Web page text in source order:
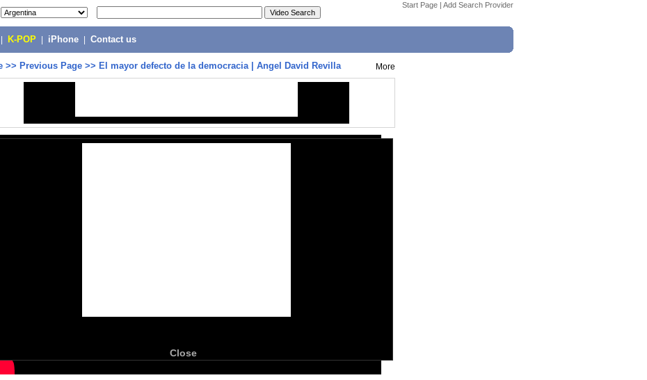
Start Page | Add Search Provider
K-POP iPhone Contact us
>> Previous Page >> El mayor defecto de la democracia | Angel David Revilla More
Close